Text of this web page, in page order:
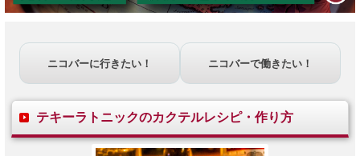
ニコバーに行きたい！ ニコバーで働きたい！
テキーラトニックのカクテルレシピ・作り方